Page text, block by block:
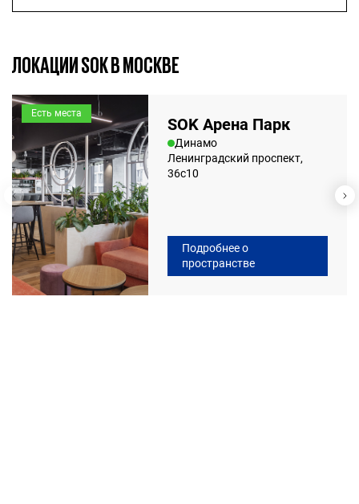
ЛОКАЦИИ SOK В МОСКВЕ
Есть места
SOK Арена Парк
Динамо
Ленинградский проспект,
36с10
Подробнее о
пространстве